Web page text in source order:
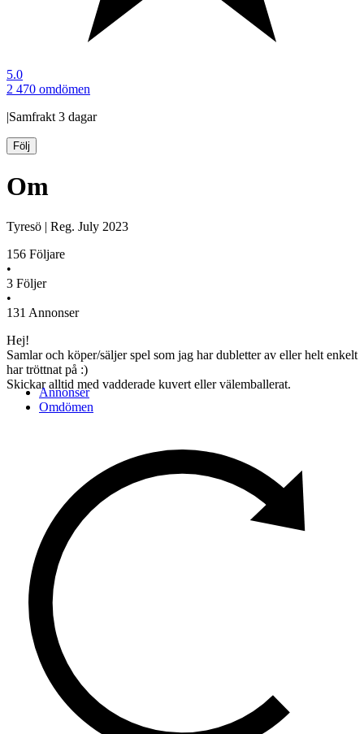
5.0
2 470 omdömen
|Samfrakt 3 dagar
Följ
Om
Tyresö | Reg. July 2023
156 Följare
•
3 Följer
•
131 Annonser
Hej!
Samlar och köper/säljer spel som jag har dubletter av eller helt enkelt
har tröttnat på :)
Skickar alltid med vadderade kuvert eller välemballerat.
Annonser
Omdömen